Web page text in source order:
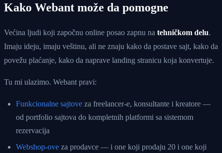
Kako Webant može da pomogne
Većina ljudi koji započnu online posao zapnu na tehničkom delu.
Imaju ideju, imaju veštinu, ali ne znaju kako da postave sajt, kako da
povežu plaćanje, kako da naprave landing stranicu koja konvertuje.
Tu mi ulazimo. Webant pravi:
Funkcionalne sajtove za freelancer-e, konsultante i kreatore —
od portfolio sajtova do kompletnih platformi sa sistemom
rezervacija
Webshop-ove za prodavce — i one koji prodaju 20 i one koji